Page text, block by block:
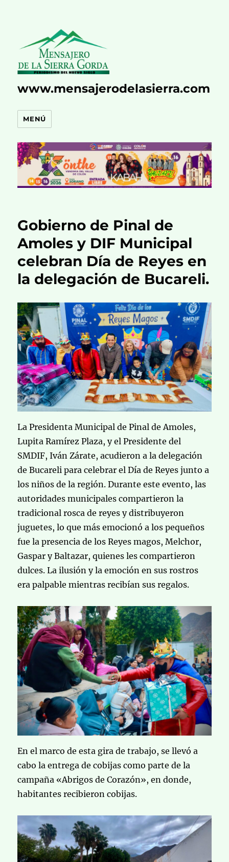
www.mensajerodelasierra.com
MENÚ
Gobierno de Pinal de
Amoles y DIF Municipal
celebran Día de Reyes en
la delegación de Bucareli.
La Presidenta Municipal de Pinal de Amoles,
Lupita Ramírez Plaza, y el Presidente del
SMDIF, Iván Zárate, acudieron a la delegación
de Bucareli para celebrar el Día de Reyes junto a
los niños de la región. Durante este evento, las
autoridades municipales compartieron la
tradicional rosca de reyes y distribuyeron
juguetes, lo que más emocionó a los pequeños
fue la presencia de los Reyes magos, Melchor,
Gaspar y Baltazar, quienes les compartieron
dulces. La ilusión y la emoción en sus rostros
era palpable mientras recibían sus regalos.
En el marco de esta gira de trabajo, se llevó a
cabo la entrega de cobijas como parte de la
campaña «Abrigos de Corazón», en donde,
habitantes recibieron cobijas.